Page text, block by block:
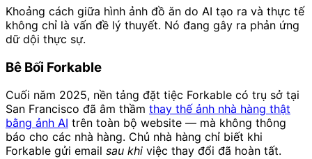
Khoảng cách giữa hình ảnh đồ ăn do AI tạo ra và thực tế
không chỉ là vấn đề lý thuyết. Nó đang gây ra phản ứng
dữ dội thực sự.
Bê Bối Forkable
Cuối năm 2025, nền tảng đặt tiệc Forkable có trụ sở tại
San Francisco đã âm thầm thay thế ảnh nhà hàng thật
bằng ảnh AI trên toàn bộ website — mà không thông
báo cho các nhà hàng. Chủ nhà hàng chỉ biết khi
Forkable gửi email sau khi việc thay đổi đã hoàn tất.